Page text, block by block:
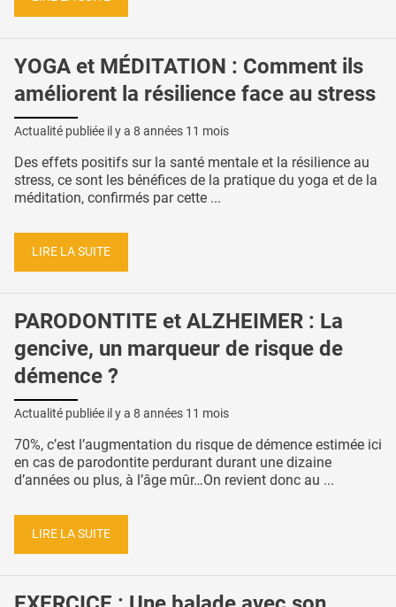
YOGA et MÉDITATION : Comment ils
améliorent la résilience face au stress
Actualité publiée il y a 8 années 11 mois
Des effets positifs sur la santé mentale et la résilience au
stress, ce sont les bénéfices de la pratique du yoga et de la
méditation, confirmés par cette ...
LIRE LA SUITE
PARODONTITE et ALZHEIMER : La
gencive, un marqueur de risque de
démence ?
Actualité publiée il y a 8 années 11 mois
70%, c’est l’augmentation du risque de démence estimée ici
en cas de parodontite perdurant durant une dizaine
d’années ou plus, à l’âge mûr…On revient donc au ...
LIRE LA SUITE